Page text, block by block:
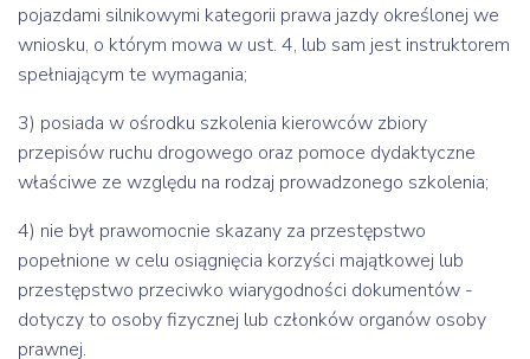
pojazdami silnikowymi kategorii prawa jazdy określonej we
wniosku, o którym mowa w ust. 4, lub sam jest instruktorem
spełniającym te wymagania;
3) posiada w ośrodku szkolenia kierowców zbiory
przepisów ruchu drogowego oraz pomoce dydaktyczne
właściwe ze względu na rodzaj prowadzonego szkolenia;
4) nie był prawomocnie skazany za przestępstwo
popełnione w celu osiągnięcia korzyści majątkowej lub
przestępstwo przeciwko wiarygodności dokumentów -
dotyczy to osoby fizycznej lub członków organów osoby
prawnej.